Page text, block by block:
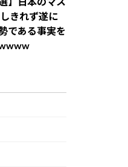
きれず遂に
である事実を